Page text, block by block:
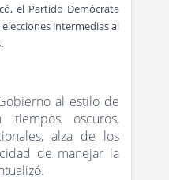
el Partido Demócrata
intermedias al
al estilo de
tiempos oscuros,
alza de los
de manejar la